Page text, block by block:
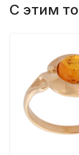
С этим